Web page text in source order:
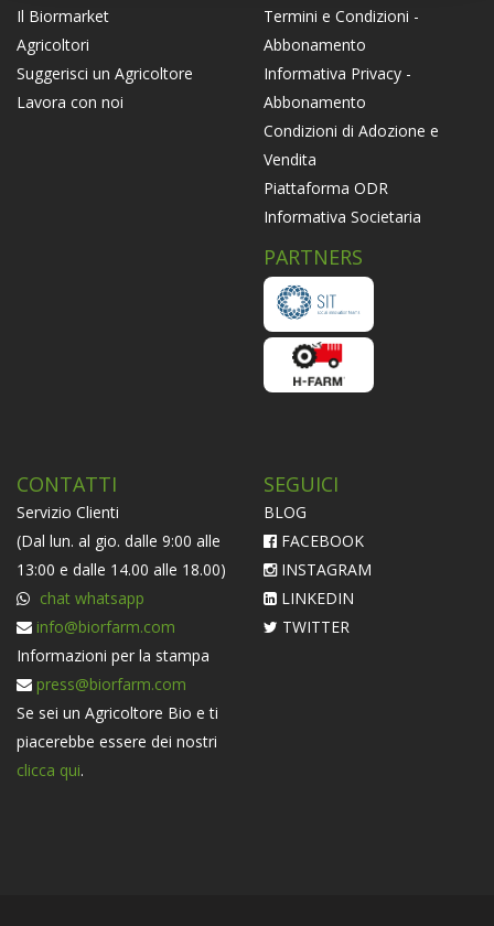
Il Biormarket
Agricoltori
Suggerisci un Agricoltore
Lavora con noi
Termini e Condizioni -
Abbonamento
Informativa Privacy -
Abbonamento
Condizioni di Adozione e
Vendita
Piattaforma ODR
Informativa Societaria
PARTNERS
CONTATTI
Servizio Clienti
(Dal lun. al gio. dalle 9:00 alle
13:00 e dalle 14.00 alle 18.00)
chat whatsapp
info@biorfarm.com
Informazioni per la stampa
press@biorfarm.com
Se sei un Agricoltore Bio e ti
piacerebbe essere dei nostri
clicca qui.
SEGUICI
BLOG
FACEBOOK
INSTAGRAM
LINKEDIN
TWITTER